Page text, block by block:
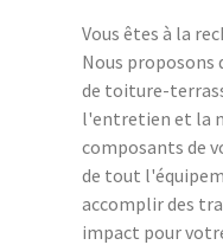
Vous êtes à la
Nous proposons
de toiture-
l'entretien et la
composants de
de tout
accomplir des
impact pour